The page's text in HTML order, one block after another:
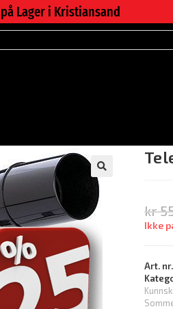
Lager i Kristiansand
🔍
kr
Ikke
Art. nr.